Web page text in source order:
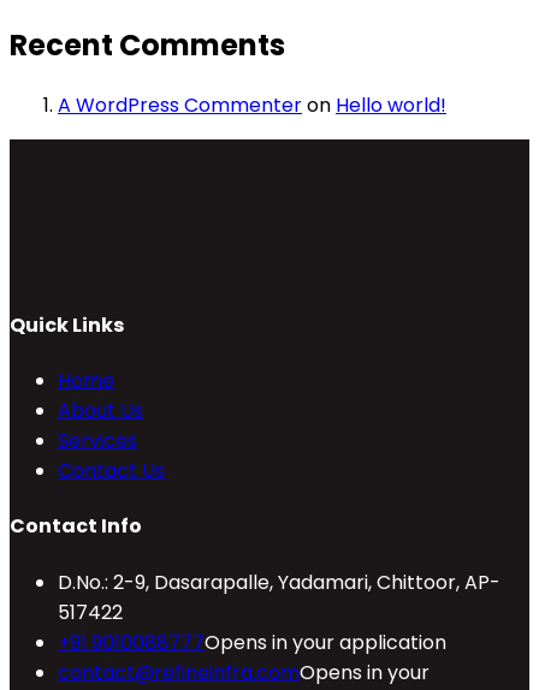
Recent Comments
A WordPress Commenteron Hello world!
Quick Links
Home
About Us
Services
Contact Us
Contact Info
D.No.: 2-9, Dasarapalle, Yadamari, Chittoor, AP-
517422
+91 9010088777Opens in your application
contact@refineinfra.comOpens in your